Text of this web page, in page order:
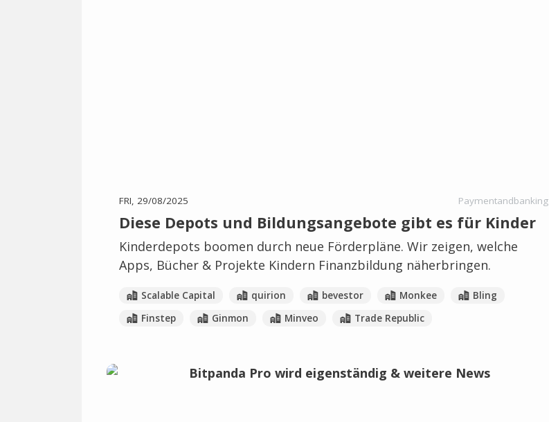
FRI, 29/08/2025 Paymentandbanking
Diese Depots und Bildungsangebote gibt es für Kinder
Kinderdepots boomen durch neue Förderpläne. Wir zeigen, welche
Apps, Bücher & Projekte Kindern Finanzbildung näherbringen.
Scalable Capital quirion bevestor Monkee
Bling
Finstep
Ginmon Minveo Trade Republic